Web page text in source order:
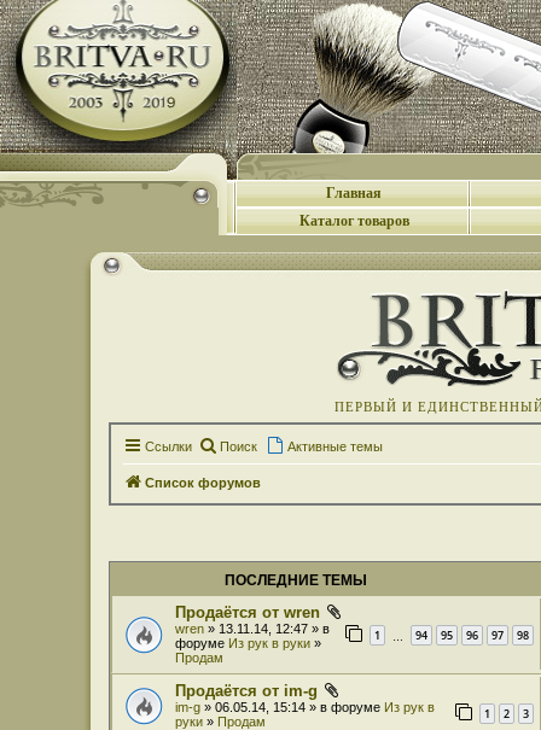
Главная
Каталог товаров
ПЕРВЫЙ И
Ссылки Поиск Активные темы
Список форумов
ПОСЛЕДНИЕ ТЕМЫ
Продаётся от wren
1 94 95 96 97 98
wren » 13.11.14, 12:47 » в
форуме Из рук в руки »
Продам
Продаётся от im-g
1 2 3
im-g » 06.05.14, 15:14 » в форуме Из рук в
руки » Продам